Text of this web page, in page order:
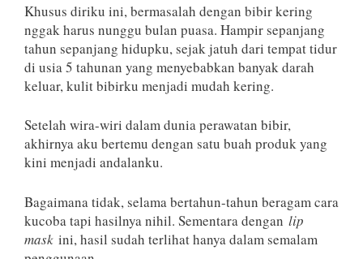
Khusus diriku ini, bermasalah dengan bibir kering
nggak harus nunggu bulan puasa. Hampir sepanjang
tahun sepanjang hidupku, sejak jatuh dari tempat tidur
di usia 5 tahunan yang menyebabkan banyak darah
keluar, kulit bibirku menjadi mudah kering.
Setelah wira-wiri dalam dunia perawatan bibir,
akhirnya aku bertemu dengan satu buah produk yang
kini menjadi andalanku.
Bagaimana tidak, selama bertahun-tahun beragam cara
kucoba tapi hasilnya nihil. Sementara dengan lip
mask ini, hasil sudah terlihat hanya dalam semalam